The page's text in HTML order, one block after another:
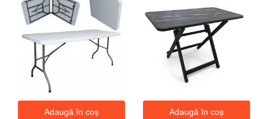
Adaugă în coș Adaugă în coș